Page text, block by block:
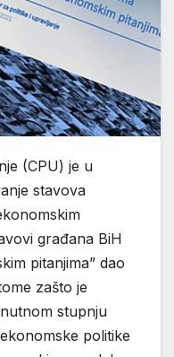
(CPU) je u
stavova
građana BiH
pitanjima” dao
zašto je
stupnju
politike